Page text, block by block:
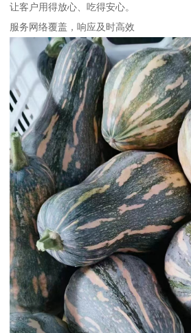
让客户用得放心、吃得安心。
服务网络覆盖，响应及时高效